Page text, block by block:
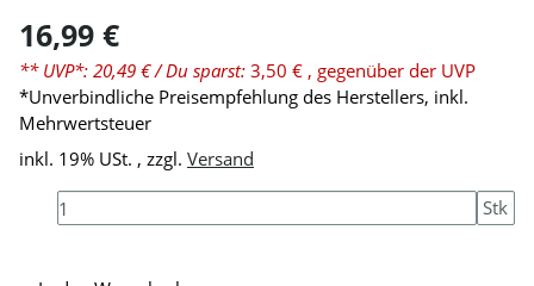
16,99 €
** UVP*: 20,49 € / Du sparst: 3,50 € , gegenüber der UVP
*Unverbindliche Preisempfehlung des Herstellers, inkl.
Mehrwertsteuer
inkl. 19% USt. , zzgl. Versand
Stk